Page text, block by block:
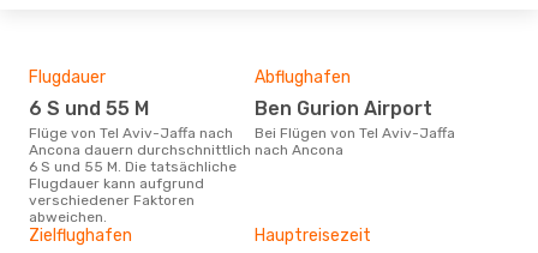
Flugdauer
6 S und 55 M
Flüge von Tel Aviv-Jaffa nach
Ancona dauern durchschnittlich
6 S und 55 M. Die tatsächliche
Flugdauer kann aufgrund
verschiedener Faktoren
abweichen.
Abflughafen
Ben Gurion Airport
Bei Flügen von Tel Aviv-Jaffa
nach Ancona
Zielflughafen Hauptreisezeit